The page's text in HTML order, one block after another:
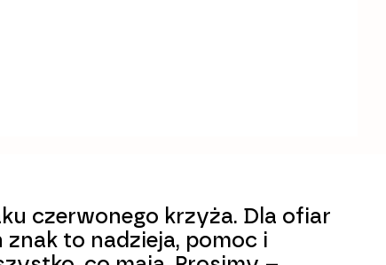
czerwonego krzyża. Dla ofiar
to nadzieja, pomoc i